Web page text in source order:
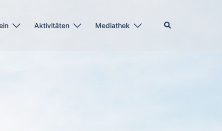
Aktivitäten Mediathek Suche